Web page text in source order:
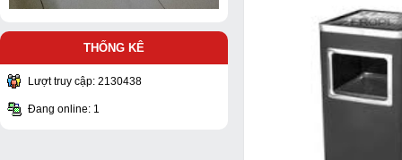
THỐNG KÊ
Lượt truy cập: 2130438
Đang online: 1